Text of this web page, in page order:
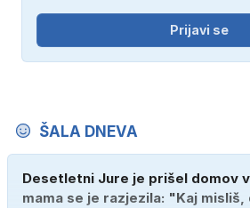
Prijavi se
ŠALA DNEVA
Desetletni Jure je prišel domov
mama se je razjezila: "Kaj